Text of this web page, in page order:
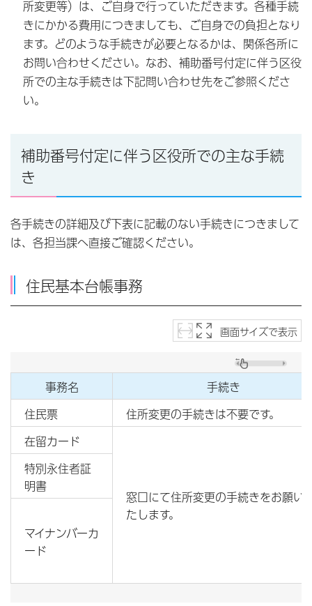
所変更等）は、ご自身で行っていただきます。各種手続
きにかかる費用につきましても、ご自身での負担となり
ます。どのような手続きが必要となるかは、関係各所に
お問い合わせください。なお、補助番号付定に伴う区役
所での主な手続きは下記問い合わせ先をご参照くださ
い。
補助番号付定に伴う区役所での主な手続
き
各手続きの詳細及び下表に記載のない手続きにつきまして
は、各担当課へ直接ご確認ください。
住民基本台帳事務
画面サイズで表示
事務名 手続き
住民票 住所変更の手続きは不要です。
在留カード
窓口にて住所変更の手続きをお願い
たします。
特別永住者証
明書
マイナンバーカ
ード